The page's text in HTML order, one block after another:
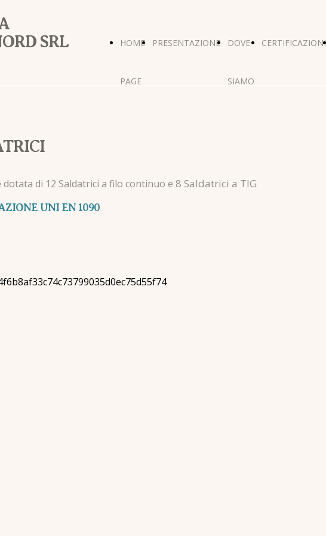
SRL
HOME
PAGE
PRESENTAZIONE DOVE
SIAMO
CERTIFICAZIONI
dotata di 12 Saldatrici a filo continuo e 8 Saldatrici a TIG
UNI EN 1090